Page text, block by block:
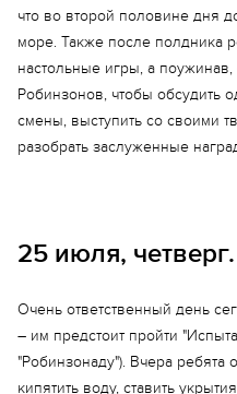
что во второй половине дня
море. Также после полдника
настольные игры, а
Робинзонов, чтобы обсудить
смены, выступить со своими
разобрать заслуженные
25 июля, четверг.
Очень ответственный день
– им предстоит пройти
"Робинзонаду"). Вчера ребята
кипятить воду, ставить